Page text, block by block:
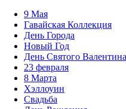
9 Мая
Гавайская Коллекция
День Города
Новый Год
День Святого Валентина
23 февраля
8 Марта
Хэллоуин
Свадьба